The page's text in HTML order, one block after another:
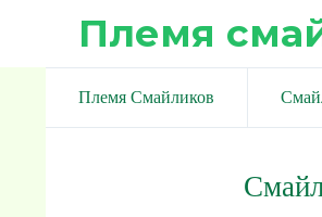
Племя
Племя Смайликов